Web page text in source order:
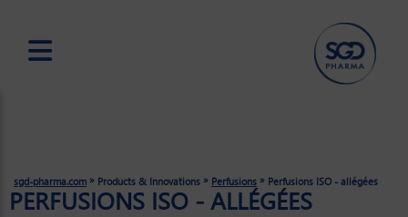
sgd-pharma.com » Products & Innovations » Perfusions » Perfusions ISO - allégées
PERFUSIONS ISO - ALLÉGÉES